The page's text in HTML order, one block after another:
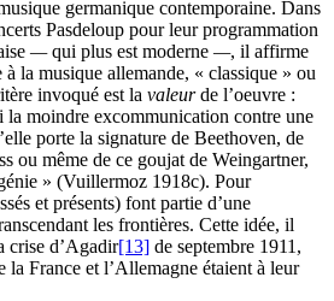
germanique contemporaine. Dans
Pasdeloup pour leur programmation
—qui plus est moderne —, il affirme
la musique allemande, « classique » ou
invoqué est la valeurde l’oeuvre :
la moindre excommunication contre une
porte la signature de Beethoven, de
ou même de ce goujat de Weingartner,
» (Vuillermoz 1918c). Pour
et présents) font partie d’une
les frontières. Cette idée, il
crise d’Agadir[13] de septembre 1911,
la France et l’Allemagne étaient à leur